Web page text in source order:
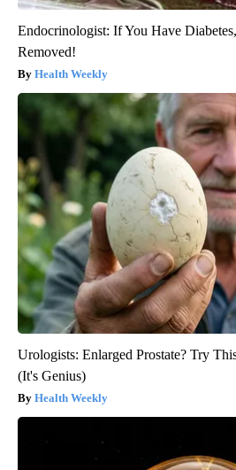
Endocrinologist: If You Have
Removed!
Health Weekly
Urologists: Enlarged Prostate? Try
(It's Genius)
Health Weekly